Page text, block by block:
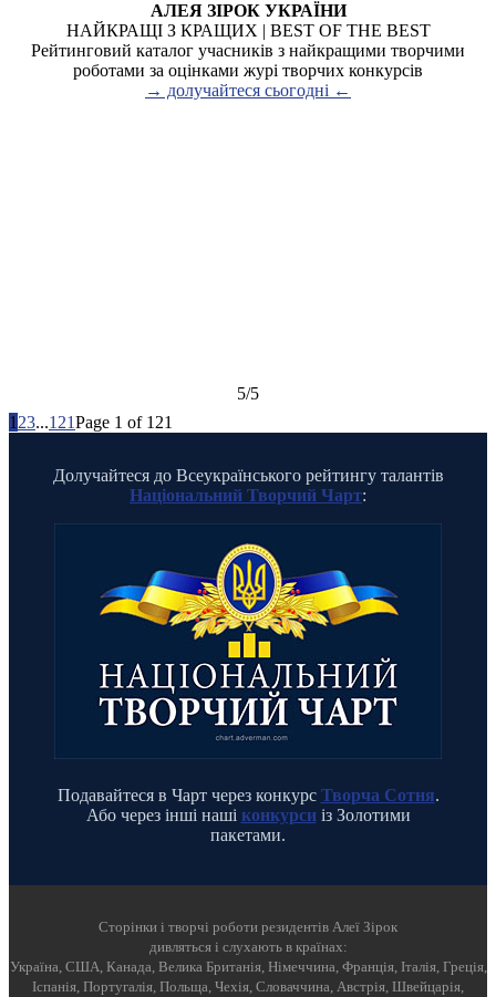
АЛЕЯ ЗІРОК УКРАЇНИ
НАЙКРАЩІ З КРАЩИХ | BEST OF THE BEST
Рейтинговий каталог учасників з найкращими творчими
роботами за оцінками журі творчих конкурсів
→ долучайтеся сьогодні ←
5/5
1 23...121Page 1 of 121
Долучайтеся до Всеукраїнського рейтингу талантів
Національний Творчий Чарт:
Подавайтеся в Чарт через конкурс Творча Сотня.
Або через інші наші конкурсиіз Золотими
пакетами.
Cторінки і творчі роботи резидентів Алеї Зірок
дивляться і слухають в країнах:
Україна, США, Канада, Велика Британія, Німеччина, Франція, Італія, Греція,
Іспанія, Португалія, Польща, Чехія, Словаччина, Австрія, Швейцарія,